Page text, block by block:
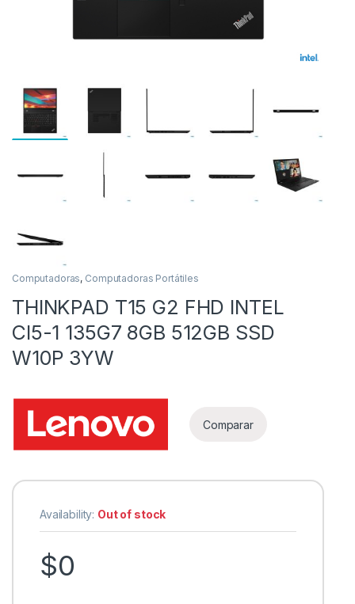
Computadoras, Computadoras Portátiles
THINKPAD T15 G2 FHD INTEL
CI5-1 135G7 8GB 512GB SSD
W10P 3YW
Comparar
Availability: Out of stock
$0